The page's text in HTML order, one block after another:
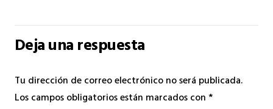
Deja una respuesta
Tu dirección de correo electrónico no será publicada.
Los campos obligatorios están marcados con*